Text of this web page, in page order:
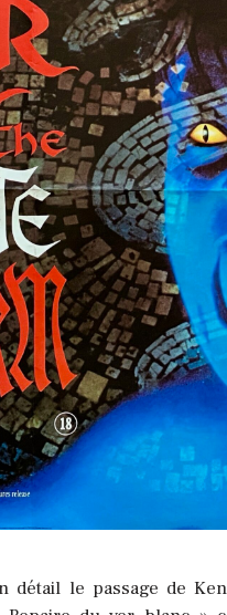
détail le passage de